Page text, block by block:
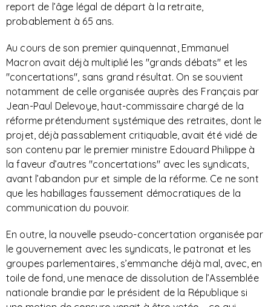
report de l’âge légal de départ à la retraite,
probablement à 65 ans.
Au cours de son premier quinquennat, Emmanuel
Macron avait déjà multiplié les "grands débats" et les
"concertations", sans grand résultat. On se souvient
notamment de celle organisée auprès des Français par
Jean-Paul Delevoye, haut-commissaire chargé de la
réforme prétendument systémique des retraites, dont le
projet, déjà passablement critiquable, avait été vidé de
son contenu par le premier ministre Edouard Philippe à
la faveur d’autres "concertations" avec les syndicats,
avant l’abandon pur et simple de la réforme. Ce ne sont
que les habillages faussement démocratiques de la
communication du pouvoir.
En outre, la nouvelle pseudo-concertation organisée par
le gouvernement avec les syndicats, le patronat et les
groupes parlementaires, s’emmanche déjà mal, avec, en
toile de fond, une menace de dissolution de l’Assemblée
nationale brandie par le président de la République si